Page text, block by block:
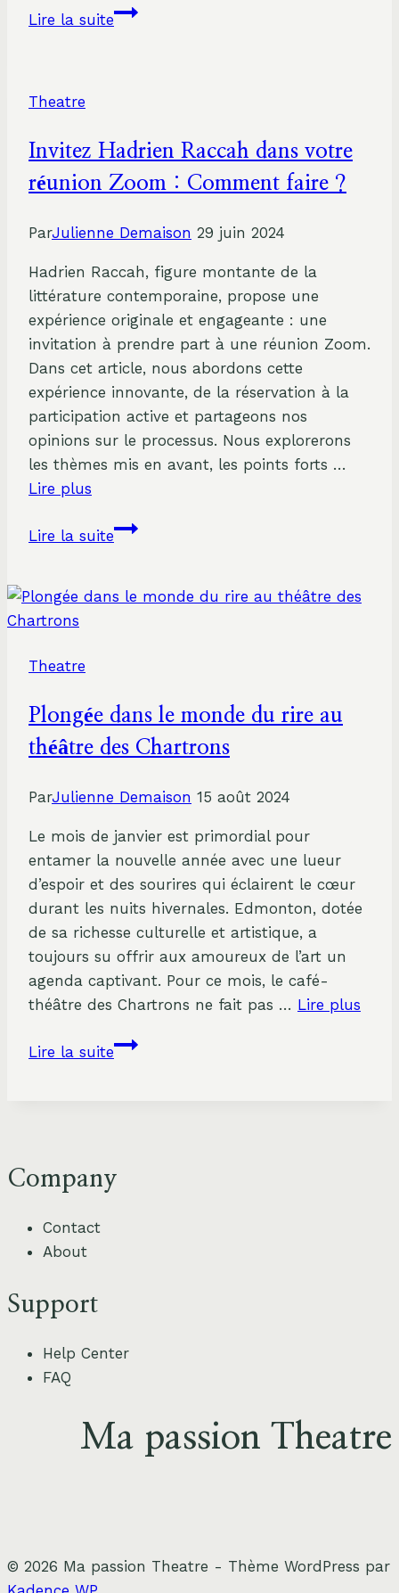
Lire la suiteLes
boulevard
Theatre
Invitez Hadrien Raccah dans votre
réunion Zoom : Comment faire ?
ParJulienne Demaison 29 juin 2024
Hadrien Raccah, figure montante de la
littérature contemporaine, propose une
expérience originale et engageante : une
invitation à prendre part à une réunion Zoom.
Dans cet article, nous abordons cette
expérience innovante, de la réservation à la
participation active et partageons nos
opinions sur le processus. Nous explorerons
les thèmes mis en avant, les points forts …
Lire plus
Lire la suiteInvitez
dans
Comment
faire
Theatre
Plongée dans le monde du rire au
théâtre des Chartrons
ParJulienne Demaison 15 août 2024
Le mois de janvier est primordial pour
entamer la nouvelle année avec une lueur
d’espoir et des sourires qui éclairent le cœur
durant les nuits hivernales. Edmonton, dotée
de sa richesse culturelle et artistique, a
toujours su offrir aux amoureux de l’art un
agenda captivant. Pour ce mois, le café-
théâtre des Chartrons ne fait pas … Lire plus
Lire la suitePlongée
Company
Contact
About
Support
Help Center
FAQ
Ma passion Theatre
© 2026 Ma passion Theatre - Thème WordPress par